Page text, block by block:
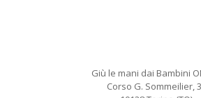
Giù le mani dai Bambini
Corso G. Sommeilier,